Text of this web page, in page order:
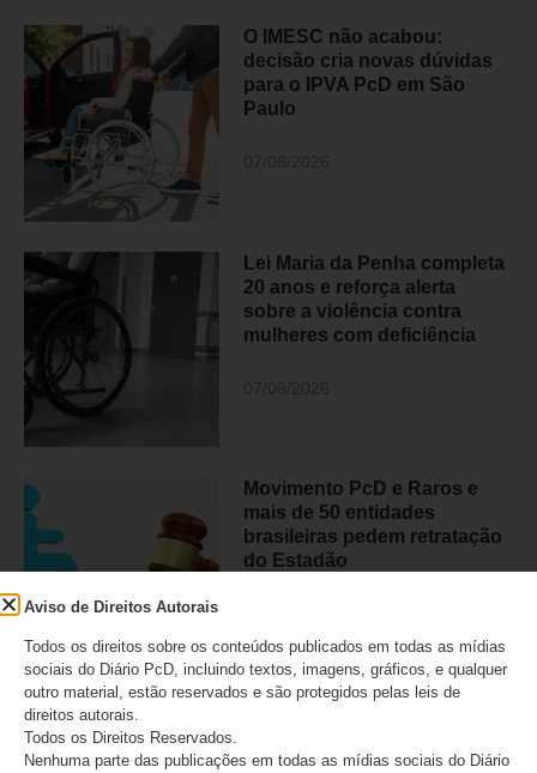
O IMESC não acabou:
decisão cria novas dúvidas
para o IPVA PcD em São
Paulo
Lei Maria da Penha completa
20 anos e reforça alerta
sobre a violência contra
mulheres com deficiência
Movimento PcD e Raros e
mais de 50 entidades
brasileiras pedem retratação
do Estadão
CATEGORIAS
Aviso de Direitos Autorais
Todos os direitos sobre os conteúdos publicados em todas as mídias
sociais do Diário PcD, incluindo textos, imagens, gráficos, e qualquer
outro material, estão reservados e são protegidos pelas leis de
direitos autorais.
Todos os Direitos Reservados.
Nenhuma parte das publicações em todas as mídias sociais do Diário